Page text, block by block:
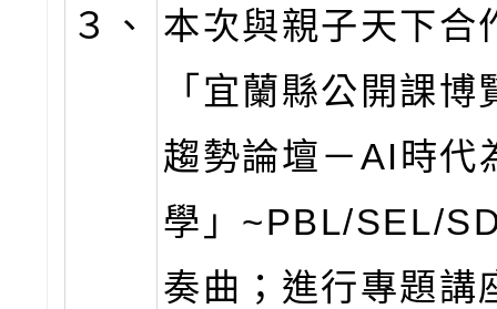
３、
本次與親子天下合
「宜蘭縣公開課博
趨勢論壇－AI時代
學」~PBL/SEL/
奏曲；進行專題講